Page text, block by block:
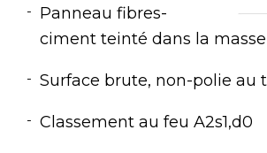
Panneau fibres-
ciment teinté dans la masse
Surface brute, non-polie au
Classement au feu A2s1,d0